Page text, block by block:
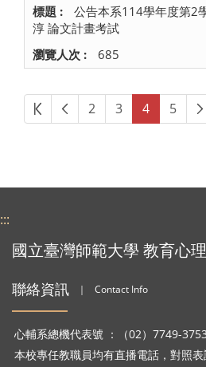
公告本系114學年度第2
淳 論文計畫考試
685
第一頁上一頁
2 3 4 5
:::
國立臺灣師範大學 教育心
聯絡資訊 ｜ Contact Info
心輔系總機代表號 ：（02）7749-3753
本校專任教職員均有直播電話，對照